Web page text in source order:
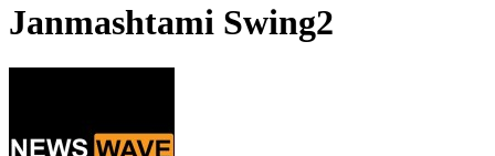
Janmashtami Swing2